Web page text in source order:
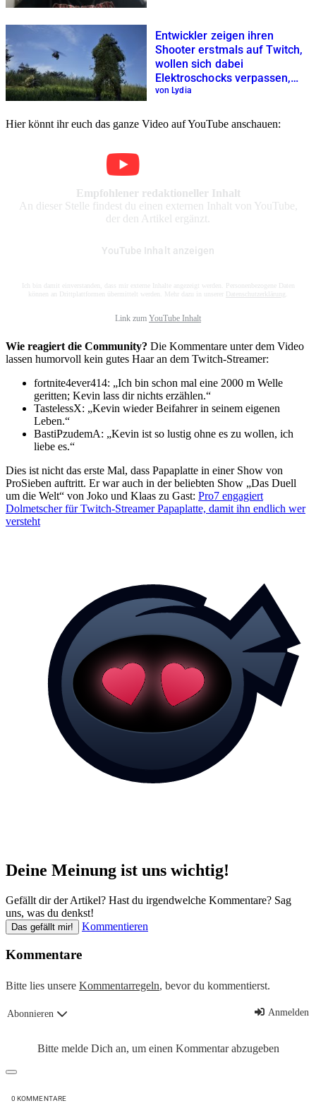
Entwickler zeigen ihren
Shooter erstmals auf Twitch,
wollen sich dabei
Elektroschocks verpassen,
werden gebannt, bevor es
von Lydia
Hier könnt ihr euch das ganze Video auf YouTube anschauen:
Empfohlener redaktioneller Inhalt
An dieser Stelle findest du einen externen Inhalt von YouTube,
der den Artikel ergänzt.
YouTube Inhalt anzeigen
Ich bin damit einverstanden, dass mir externe Inhalte angezeigt werden. Personenbezogene Daten
können an Drittplattformen übermittelt werden. Mehr dazu in unserer Datenschutzerklärung
Link zum YouTube Inhalt
Wie reagiert die Community? Die Kommentare unter dem Video
lassen humorvoll kein gutes Haar an dem Twitch-Streamer:
fortnite4ever414: „Ich bin schon mal eine 2000 m Welle
geritten; Kevin lass dir nichts erzählen.“
TastelessX: „Kevin wieder Beifahrer in seinem eigenen
Leben.“
BastiPzudemA: „Kevin ist so lustig ohne es zu wollen, ich
liebe es.“
Dies ist nicht das erste Mal, dass Papaplatte in einer Show von
ProSieben auftritt. Er war auch in der beliebten Show „Das Duell
um die Welt“ von Joko und Klaas zu Gast: Pro7 engagiert
Dolmetscher für Twitch-Streamer Papaplatte, damit ihn endlich wer
versteht
Deine Meinung ist uns wichtig!
Gefällt dir der Artikel? Hast du irgendwelche Kommentare? Sag
uns, was du denkst!
Das gefällt mir! Kommentieren
Kommentare
Bitte lies unsere Kommentarregeln, bevor du kommentierst.
Abonnieren Anmelden
Bitte melde Dich an, um einen Kommentar abzugeben
0 KOMMENTARE